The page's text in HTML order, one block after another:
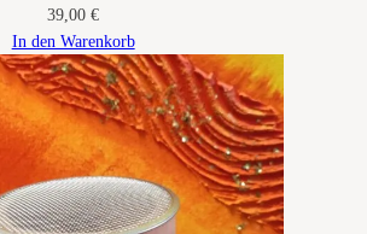
39,00€
In den Warenkorb